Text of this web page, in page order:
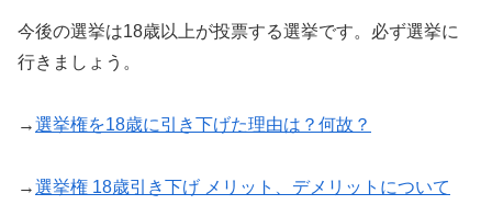
今後の選挙は18歳以上が投票する選挙です。必ず選挙に
行きましょう。
→選挙権を18歳に引き下げた理由は？何故？
→選挙権 18歳引き下げ メリット、デメリットについて